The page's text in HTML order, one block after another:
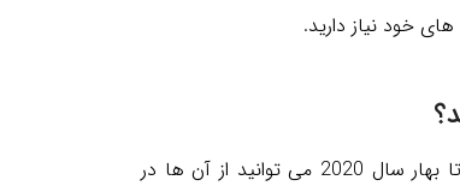
خود نیاز دارید.
دامن های فون پلیسه جزو آن گزینه هایی هستند که از زمستان امسال تا بهار سال 2020 می توانید از آن ها در